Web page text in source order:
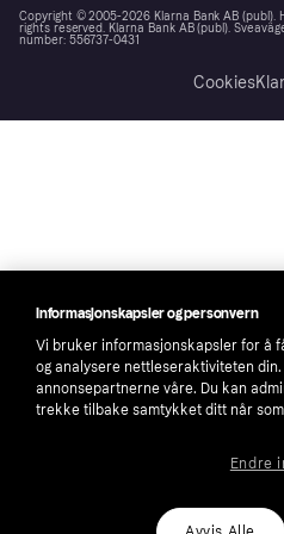
Copyright © 2005-2026 Klarna Bank AB (publ).
rights reserved. Klarna Bank AB (publ).
number: 556737-0431
Cookies
Informasjonskapsler og personvern
Vi bruker informasjonskapsler for å
og analysere nettleseraktiviteten
annonsepartnerne våre. Du kan
trekke tilbake samtykket ditt når
Endre